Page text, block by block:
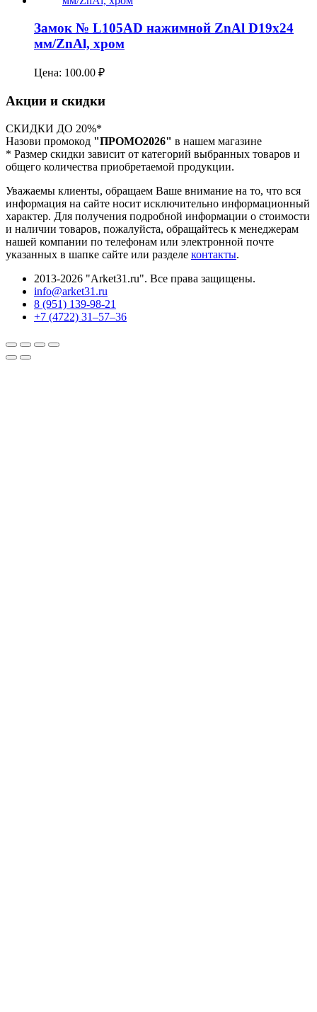
Замок № L105AD нажимной ZnAl D19x24
мм/ZnAl, хром
Цена: 100.00 ₽
Акции и скидки
СКИДКИ ДО 20%*
Назови промокод "ПРОМО2026" в нашем магазине
* Размер скидки зависит от категорий выбранных товаров и
общего количества приобретаемой продукции.
Уважаемы клиенты, обращаем Ваше внимание на то, что вся
информация на сайте носит исключительно информационный
характер. Для получения подробной информации о стоимости
и наличии товаров, пожалуйста, обращайтесь к менеджерам
нашей компании по телефонам или электронной почте
указанных в шапке сайте или разделе контакты.
2013-2026 "Arket31.ru". Все права защищены.
info@arket31.ru
8 (951) 139-98-21
+7 (4722) 31‒57‒36